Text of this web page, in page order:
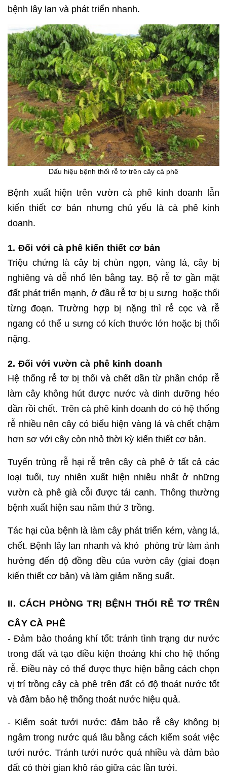
bệnh lây lan và phát triển nhanh.
Dấu hiệu bệnh thối rễ tơ trên cây cà phê
Bệnh xuất hiện trên vườn cà phê kinh doanh lẫn
kiến thiết cơ bản nhưng chủ yếu là cà phê kinh
doanh.
1. Đối với cà phê kiến thiết cơ bản
Triệu chứng là cây bị chùn ngọn, vàng lá, cây bị
nghiêng và dễ nhổ lên bằng tay. Bộ rễ tơ gần mặt
đất phát triển mạnh, ở đầu rễ tơ bị u sưng hoặc thối
từng đoạn. Trường hợp bị nặng thì rễ cọc và rễ
ngang có thể u sưng có kích thước lớn hoặc bị thối
nặng.
2. Đối với vườn cà phê kinh doanh
Hệ thống rễ tơ bị thối và chết dần từ phần chóp rễ
làm cây không hút được nước và dinh dưỡng héo
dần rồi chết. Trên cà phê kinh doanh do có hệ thống
rễ nhiều nên cây có biểu hiện vàng lá và chết chậm
hơn sơ với cây còn nhỏ thời kỳ kiến thiết cơ bản.
Tuyến trùng rễ hại rễ trên cây cà phê ở tất cả các
loại tuổi, tuy nhiên xuất hiện nhiều nhất ở những
vườn cà phê già cỗi được tái canh. Thông thường
bệnh xuất hiện sau năm thứ 3 trồng.
Tác hại của bệnh là làm cây phát triển kém, vàng lá,
chết. Bệnh lây lan nhanh và khó phòng trừ làm ảnh
hưởng đến độ đồng đều của vườn cây (giai đoạn
kiến thiết cơ bản) và làm giảm năng suất.
II. CÁCH PHÒNG TRỊ BỆNH THỐI RỄ TƠ TRÊN
CÂY CÀ PHÊ
- Đảm bảo thoáng khí tốt: tránh tình trạng dư nước
trong đất và tạo điều kiện thoáng khí cho hệ thống
rễ. Điều này có thể được thực hiện bằng cách chọn
vị trí trồng cây cà phê trên đất có độ thoát nước tốt
và đảm bảo hệ thống thoát nước hiệu quả.
- Kiểm soát tưới nước: đảm bảo rễ cây không bị
ngâm trong nước quá lâu bằng cách kiểm soát việc
tưới nước. Tránh tưới nước quá nhiều và đảm bảo
đất có thời gian khô ráo giữa các lần tưới.